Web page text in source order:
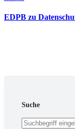
EDPB zu
Suche